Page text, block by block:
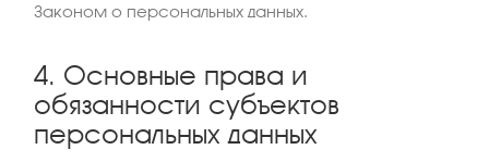
Законом о персональных данных.
4. Основные права и
обязанности субъектов
персональных данных